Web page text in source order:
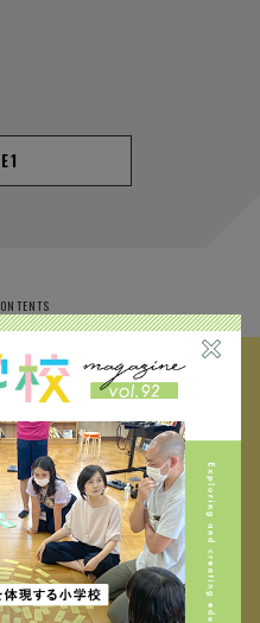
1
テーマから探す
高校 (293) 一貫校 (65)
(17) 保育園・幼稚園 (1)
(347) 私立 (356)
(18) 教育委員会 (4)